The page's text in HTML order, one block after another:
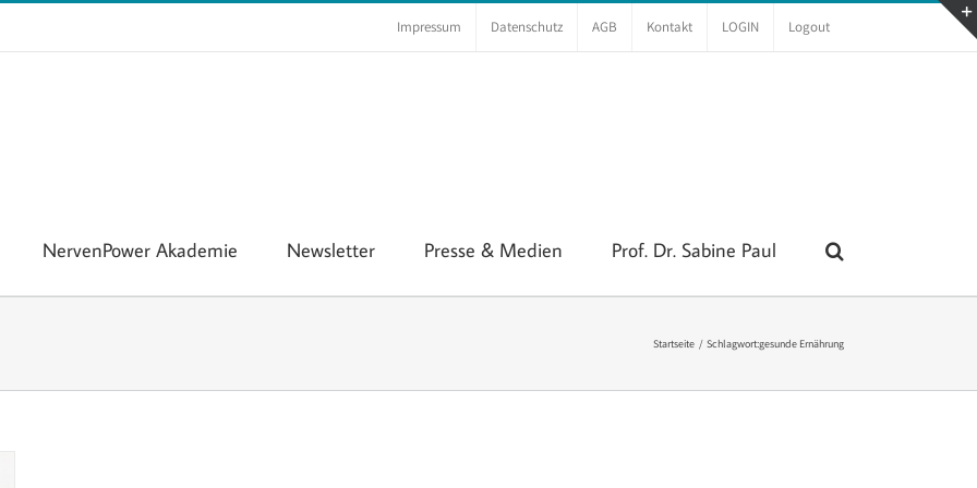
Impressum Datenschutz AGB Kontakt LOGIN Logout
NervenPower Akademie Newsletter Presse & Medien Prof. Dr. Sabine Paul
Startseite Schlagwort:gesunde Ernährung